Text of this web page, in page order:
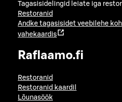
Tagasisidelingid leiate iga
Restoranid
Andke tagasisidet veebilehe
vahekaardis
Raflaamo.fi
Restoranid
Restoranid kaardil
Lõunasöök